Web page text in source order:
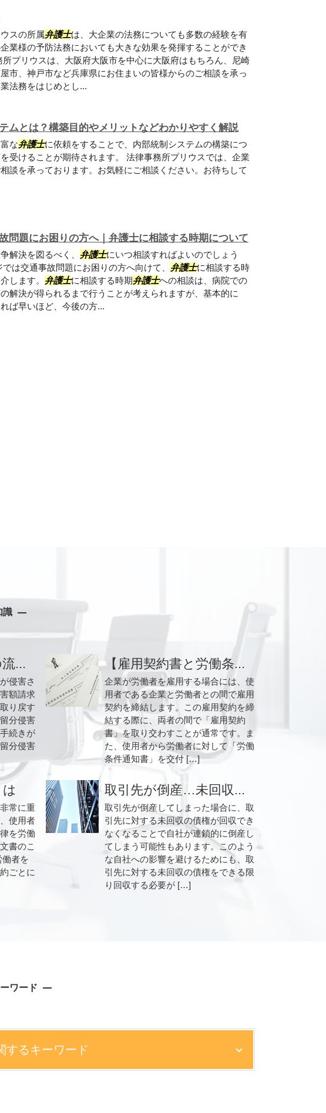
スの所属弁護士は、大企業の法務についても多数の経験を有
業様の予防法務においても大きな効果を発揮することができ
所プリウスは、大阪府大阪市を中心に大阪府はもちろん、尼崎
市、神戸市など兵庫県にお住まいの皆様からのご相談を承っ
法務をはじめとし...
ムとは？構築目的やメリットなどわかりやすく解説
な弁護士に依頼をすることで、内部統制システムの構築につ
受けることが期待されます。 法律事務所プリウスでは、企業
談を承っております。お気軽にご相談ください。お待ちして
問題にお困りの方へ｜弁護士に相談する時期について
解決を図るべく、 弁護士にいつ相談すればよいのでしょう
は交通事故問題にお困りの方へ向けて、 弁護士に相談する時
します。 弁護士に相談する時期弁護士への相談は、病院での
解決が得られるまで行うことが考えられますが、基本的に
ば早いほど、今後の方...
識
...
侵害さ
額請求
り戻す
分侵害
続きが
分侵害
【雇用契約書と労働条...
企業が労働者を雇用する場合には、使
用者である企業と労働者との間で雇用
契約を締結します。この雇用契約を締
結する際に、両者の間で「雇用契約
書」を取り交わすことが通常です。ま
た、使用者から労働者に対して「労働
条件通知書」を交付 […]
常に重
使用者
を労働
書のこ
働者を
ごとに
取引先が倒産…未回収...
取引先が倒産してしまった場合に、取
引先に対する未回収の債権が回収でき
なくなることで自社が連鎖的に倒産し
てしまう可能性もあります。このよう
な自社への影響を避けるためにも、取
引先に対する未回収の債権をできる限
り回収する必要が […]
ワード
するキーワード